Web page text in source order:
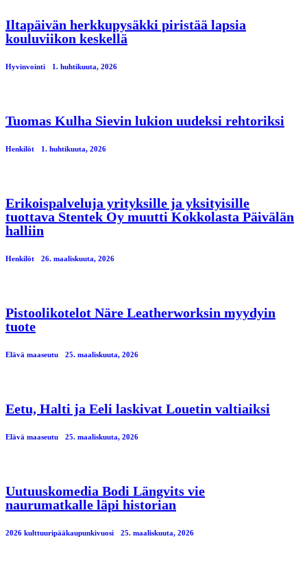
Iltapäivän herkkupysäkki piristää lapsia
kouluviikon keskellä
Hyvinvointi 1. huhtikuuta, 2026
Tuomas Kulha Sievin lukion uudeksi rehtoriksi
Henkilöt 1. huhtikuuta, 2026
Erikoispalveluja yrityksille ja yksityisille
tuottava Stentek Oy muutti Kokkolasta Päivälän
halliin
Henkilöt 26. maaliskuuta, 2026
Pistoolikotelot Näre Leatherworksin myydyin
tuote
Elävä maaseutu 25. maaliskuuta, 2026
Eetu, Halti ja Eeli laskivat Louetin valtiaiksi
Elävä maaseutu 25. maaliskuuta, 2026
Uutuuskomedia Bodi Längvits vie
naurumatkalle läpi historian
2026 kulttuuripääkaupunkivuosi 25. maaliskuuta, 2026